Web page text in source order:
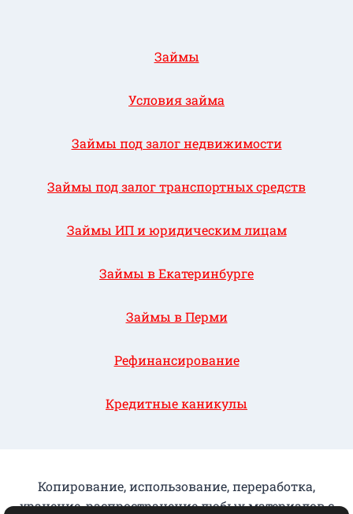
Займы
Условия займа
Займы под залог недвижимости
Займы под залог транспортных средств
Займы ИП и юридическим лицам
Займы в Екатеринбурге
Займы в Перми
Рефинансирование
Кредитные каникулы
Копирование, использование, переработка,
хранение, распространение любых материалов с